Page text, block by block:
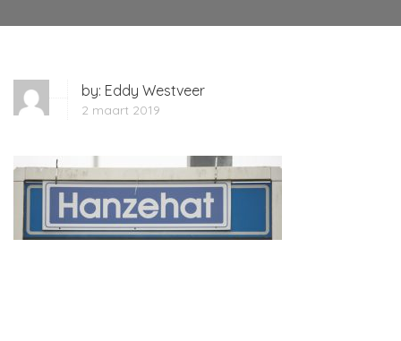
by: Eddy Westveer
2 maart 2019